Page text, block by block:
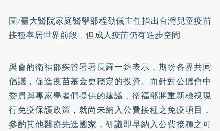
圖/臺大醫院家庭醫學部程劭儀主任指出台灣兒童疫苗
接種率居世界前段，但成人疫苗仍有進步空間
與會的衛福部疾管署署長羅一鈞表示，期盼各界共同
倡議，促進疫苗基金更穩定的投資。而針對公聽會中
委員與專家學者們提供的建議，衛福部將重新檢視現
行免疫保護政策，就尚未納入公費接種之免疫項目，
參酌其他醫療先進國家，研議即早納入公費接種之可